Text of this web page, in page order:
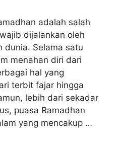
adalah salah
dijalankan oleh
dunia. Selama satu
menahan diri dari
hal yang
terbit fajar hingga
lebih dari sekadar
puasa Ramadhan
yang mencakup …